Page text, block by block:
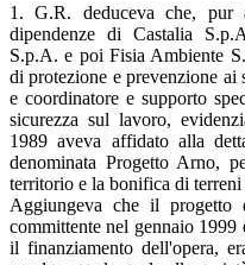
1. G.R. deduceva che, pur
dipendenze di Castalia
S.p.A. e poi Fisia Ambiente
di protezione e prevenzione ai
e coordinatore e supporto
sicurezza sul lavoro,
1989 aveva affidato alla
denominata Progetto Arno,
territorio e la bonifica di
Aggiungeva che il progetto
committente nel gennaio 1999
il finanziamento dell'opera,